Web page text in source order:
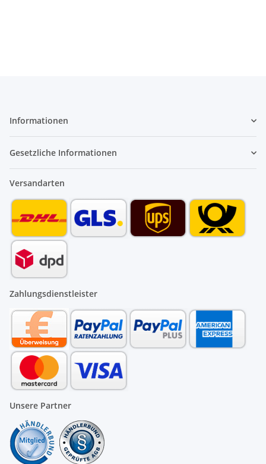
Informationen
Gesetzliche Informationen
Versandarten
Zahlungsdienstleister
Unsere Partner